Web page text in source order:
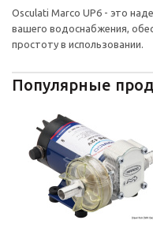
Osculati Marco UP6 - это
вашего водоснабжения,
простоту в использовании.
Популярные